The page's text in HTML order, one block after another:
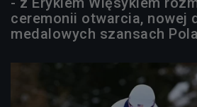
ceremonii otwarcia, nowej
medalowych szansach